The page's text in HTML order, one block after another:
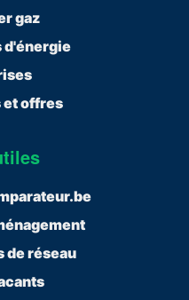
gaz
d'énergie
et offres
de réseau